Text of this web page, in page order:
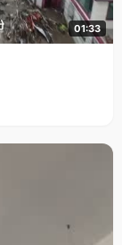
01:33